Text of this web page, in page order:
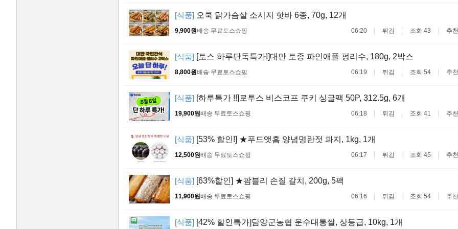
[식품] 오쿡 닭가슴살 소시지 핫바 6종, 70g, 12개
9,900원배송 무료토스쇼핑 06:20 튀김 조회 43 추
[식품] [토스 하루단독특가!]대만 토종 파인애플 펑리수, 180g, 2박스
8,800원배송 무료토스쇼핑 06:19 튀김 조회 54 추
[식품] [하루특가 !!]로투스 비스코프 쿠키 싱글팩 50P, 312.5g, 6개
19,900원배송 무료토스쇼핑 06:18 튀김 조회 41 추
[식품] [53% 할인!] ★푸드앳홈 양념명란젓 파지, 1kg, 1개
12,500원배송 무료토스쇼핑 06:17 튀김 조회 45 추
[식품] [63%할인] ★팜블리 손질 갈치, 200g, 5팩
11,900원배송 무료토스쇼핑 06:16 튀김 조회 54 추
[식품] [42% 할인특가]담양군농협 운수대통쌀, 상등급, 10kg, 1개